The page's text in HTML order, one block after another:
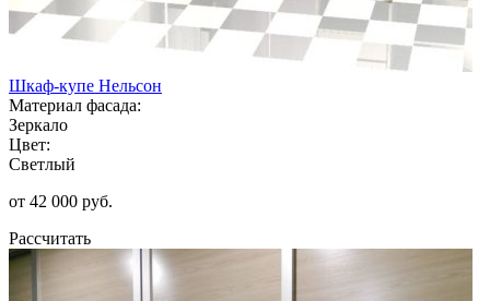
Шкаф-купе Нельсон
Материал фасада:
Зеркало
Цвет:
Светлый
от 42 000 руб.
Рассчитать